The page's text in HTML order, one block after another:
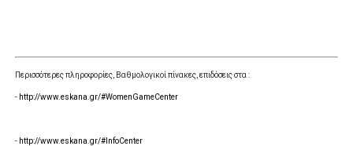
Περισσότερες πληροφορίες, Βαθμολογικοί πίνακες, επιδόσεις στα :
- http://www.eskana.gr/#WomenGameCenter
- http://www.eskana.gr/#InfoCenter